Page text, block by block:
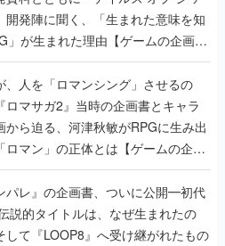
開発陣に聞く、「生まれた意味を知
」が生まれた理由【ゲームの企画
、人を「ロマンシング」させるの
ロマサガ2』当時の企画書とキャラ
から迫る、河津秋敏がRPGに生み出
ロマン」の正体とは【ゲームの企画
パレ』の企画書、ついに公開━初代
説的タイトルは、なぜ生まれたの
して『LOOP8』へ受け継がれたもの